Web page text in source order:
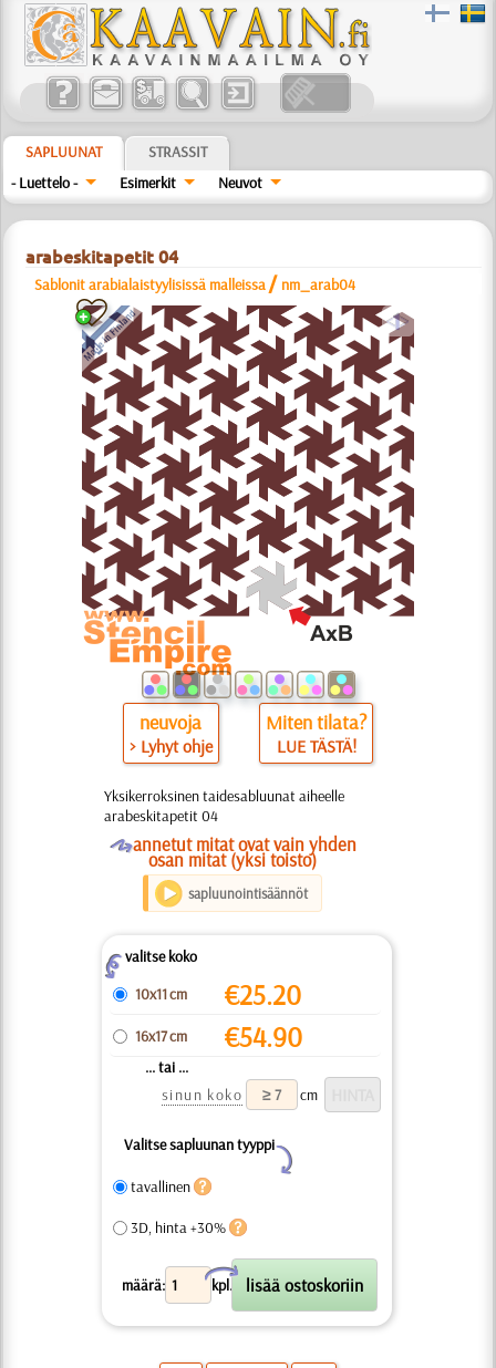
SAPLUUNAT
STRASSIT
- Luettelo -
Esimerkit Neuvot
arabeskitapetit 04
Sablonit arabialaistyylisissä malleissa / nm_arab04
a
neuvoja
> Lyhyt ohje
Miten tilata?
LUE TÄSTÄ!
Yksikerroksinen taidesabluunat aiheelle
arabeskitapetit 04
Oannetut mitat ovat vain yhden
osan mitat (yksi toisto)
sapluunointisäännöt
Zvalitse koko
10x11 cm
€25.20
16x17 cm €54.90
... tai ...
sinun koko
cm
Valitse sapluunan tyyppi
Y
tavallinen
3D, hinta +30%
määrä: kpl.
X